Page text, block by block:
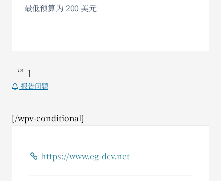
最低预算为 200 美元
‘”]
报告问题
[/wpv-conditional]
https://www.eg-dev.net